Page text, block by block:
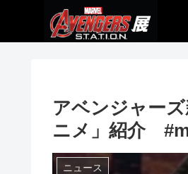
アベンジャー
ニメ」紹介
ニュース